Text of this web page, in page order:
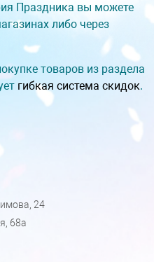
Праздника вы можете
либо через
товаров из раздела
гибкая система скидок.
24
68а